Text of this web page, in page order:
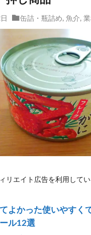
缶詰・瓶詰め, 魚介,
リエイト広告を利用して
よかった使いやすく
ル12選